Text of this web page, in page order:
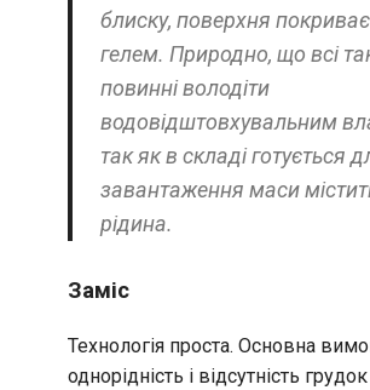
блиску, поверхня
гелем. Природно, що всі
повинні володіти
водовідштовхувальним
так як в складі готується
завантаження маси
рідина.
Заміс
Технологія проста. Основна
однорідність і відсутність